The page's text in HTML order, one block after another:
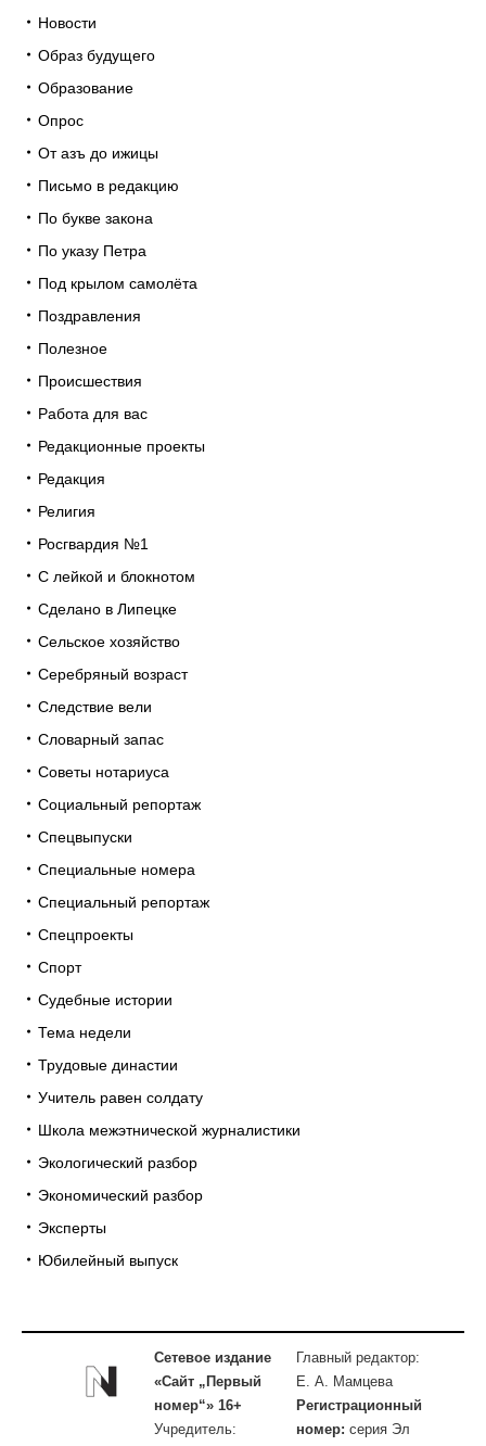
Новости
Образ будущего
Образование
Опрос
От азъ до ижицы
Письмо в редакцию
По букве закона
По указу Петра
Под крылом самолёта
Поздравления
Полезное
Происшествия
Работа для вас
Редакционные проекты
Редакция
Религия
Росгвардия №1
С лейкой и блокнотом
Сделано в Липецке
Сельское хозяйство
Серебряный возраст
Следствие вели
Словарный запас
Советы нотариуса
Социальный репортаж
Спецвыпуски
Специальные номера
Специальный репортаж
Спецпроекты
Спорт
Судебные истории
Тема недели
Трудовые династии
Учитель равен солдату
Школа межэтнической журналистики
Экологический разбор
Экономический разбор
Эксперты
Юбилейный выпуск
Сетевое издание
«Сайт „Первый
номер“» 16+
Учредитель:
Главный редактор:
Е. А. Мамцева
Регистрационный
номер: серия Эл